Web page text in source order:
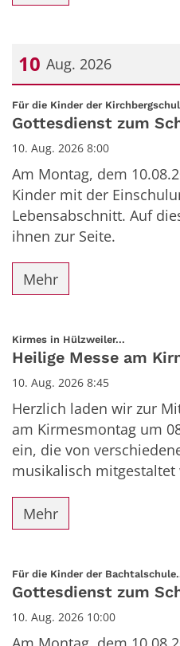
10 Aug. 2026
Datum: 10. August 2026
Für die Kinder der
Gottesdienst zum
10. Aug. 2026 8:00
Am Montag, dem
Kinder mit der
Lebensabschnitt. Auf
ihnen zur Seite.
Mehr
Kirmes in Hülzweiler...
Heilige Messe am
10. Aug. 2026 8:45
Herzlich laden wir zur
am Kirmesmontag um
ein, die von
musikalisch mitgestaltet
Mehr
Für die Kinder der
Gottesdienst zum
10. Aug. 2026 10:00